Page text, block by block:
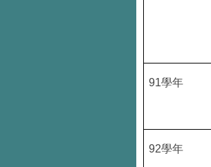
91學年
92學年